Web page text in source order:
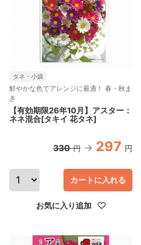
タネ・小袋
鮮やかな色でアレンジに最適！ 春・秋ま
き
【有効期限26年10月】アスター：
ネネ混合[タキイ 花タネ]
330 円 297 円
カートに入れる
お気に入り追加